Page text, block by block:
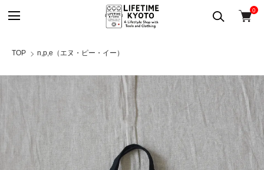
0
TOP n,p,e（エヌ・ピー・イー）